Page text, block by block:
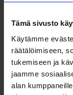
Tämä sivusto
Käytämme
räätälöimiseen,
tukemiseen ja
jaamme
alan
Juhani Viitala